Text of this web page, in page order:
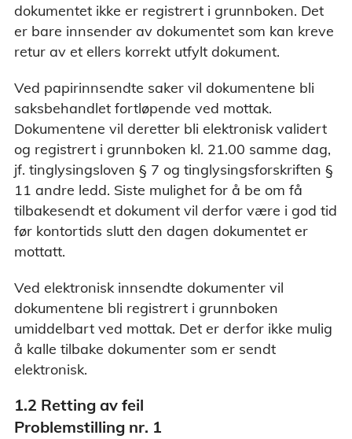
dokumentet ikke er registrert i grunnboken. Det
er bare innsender av dokumentet som kan kreve
retur av et ellers korrekt utfylt dokument.
Ved papirinnsendte saker vil dokumentene bli
saksbehandlet fortløpende ved mottak.
Dokumentene vil deretter bli elektronisk validert
og registrert i grunnboken kl. 21.00 samme dag,
jf. tinglysingsloven § 7 og tinglysingsforskriften §
11 andre ledd. Siste mulighet for å be om få
tilbakesendt et dokument vil derfor være i god tid
før kontortids slutt den dagen dokumentet er
mottatt.
Ved elektronisk innsendte dokumenter vil
dokumentene bli registrert i grunnboken
umiddelbart ved mottak. Det er derfor ikke mulig
å kalle tilbake dokumenter som er sendt
elektronisk.
1.2 Retting av feil
Problemstilling nr. 1